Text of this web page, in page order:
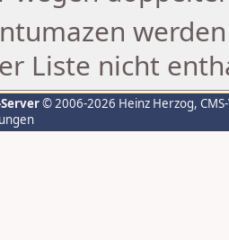
Liste nicht
© 2006-2026 Heinz Herzog,